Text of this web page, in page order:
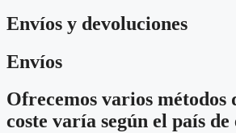
Envíos y devoluciones
Envíos
Ofrecemos varios métodos
coste varía según el país